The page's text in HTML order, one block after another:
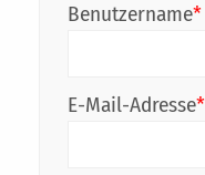
Benutzername*
E-Mail-Adresse*